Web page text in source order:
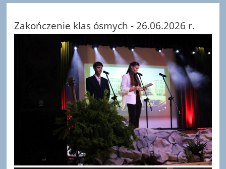
Zakończenie klas ósmych - 26.06.2026 r.